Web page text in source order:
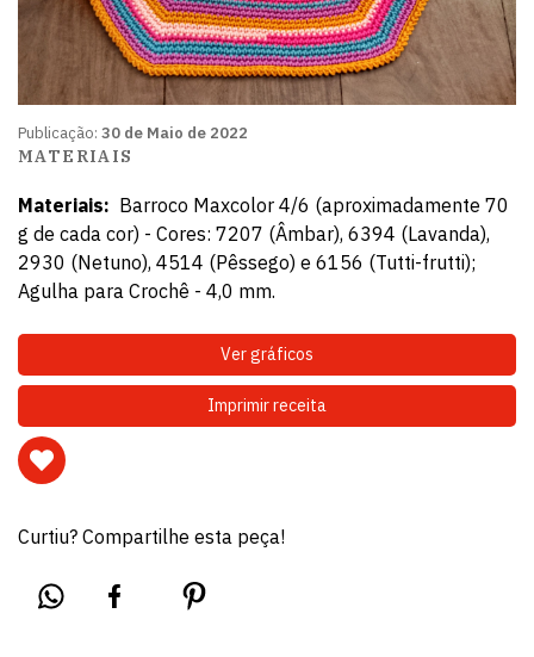
Publicação: 30 de Maio de 2022
MATERIAIS
Materiais: Barroco Maxcolor 4/6 (aproximadamente 70
g de cada cor) - Cores: 7207 (Âmbar), 6394 (Lavanda),
2930 (Netuno), 4514 (Pêssego) e 6156 (Tutti-frutti);
Agulha para Crochê - 4,0 mm.
Ver gráficos
Imprimir receita
Curtiu? Compartilhe esta peça!